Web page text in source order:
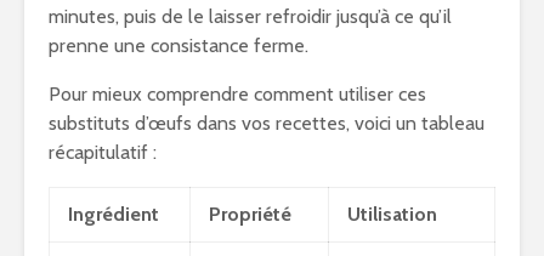
minutes, puis de le laisser refroidir jusqu’à ce qu’il
prenne une consistance ferme.
Pour mieux comprendre comment utiliser ces
substituts d’œufs dans vos recettes, voici un tableau
récapitulatif :
Ingrédient Propriété Utilisation